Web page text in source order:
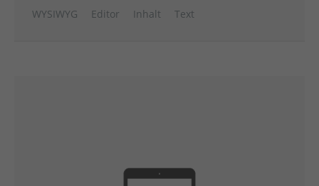
WYSIWYG
Editor Inhalt Text